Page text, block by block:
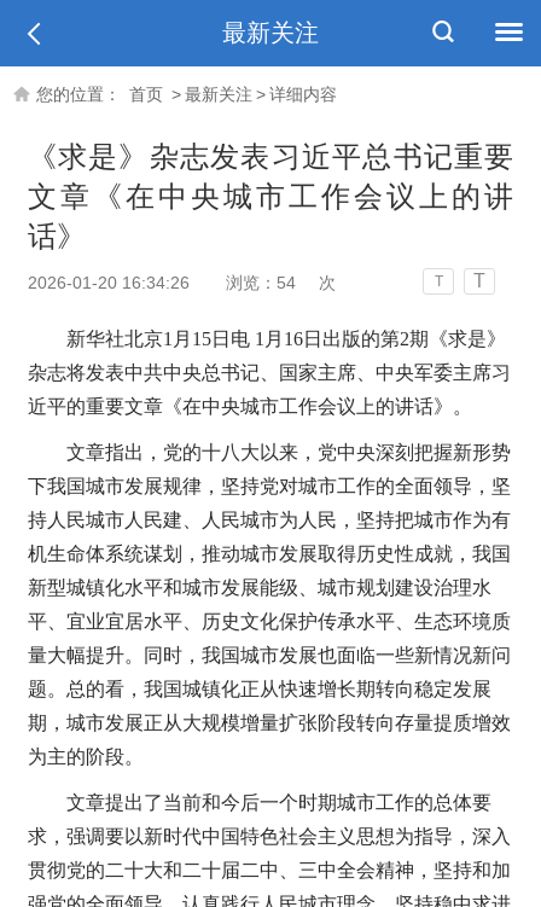
最新关注
您的位置： 首页 >最新关注 >详细内容
《求是》杂志发表习近平总书记重要
文章《在中央城市工作会议上的讲
话》
2026-01-20 16:34:26 浏览： 54 次 T T
新华社北京1月15日电 1月16日出版的第2期《求是》
杂志将发表中共中央总书记、国家主席、中央军委主席习
近平的重要文章《在中央城市工作会议上的讲话》。
文章指出，党的十八大以来，党中央深刻把握新形势
下我国城市发展规律，坚持党对城市工作的全面领导，坚
持人民城市人民建、人民城市为人民，坚持把城市作为有
机生命体系统谋划，推动城市发展取得历史性成就，我国
新型城镇化水平和城市发展能级、城市规划建设治理水
平、宜业宜居水平、历史文化保护传承水平、生态环境质
量大幅提升。同时，我国城市发展也面临一些新情况新问
题。总的看，我国城镇化正从快速增长期转向稳定发展
期，城市发展正从大规模增量扩张阶段转向存量提质增效
为主的阶段。
文章提出了当前和今后一个时期城市工作的总体要
求，强调要以新时代中国特色社会主义思想为指导，深入
贯彻党的二十大和二十届二中、三中全会精神，坚持和加